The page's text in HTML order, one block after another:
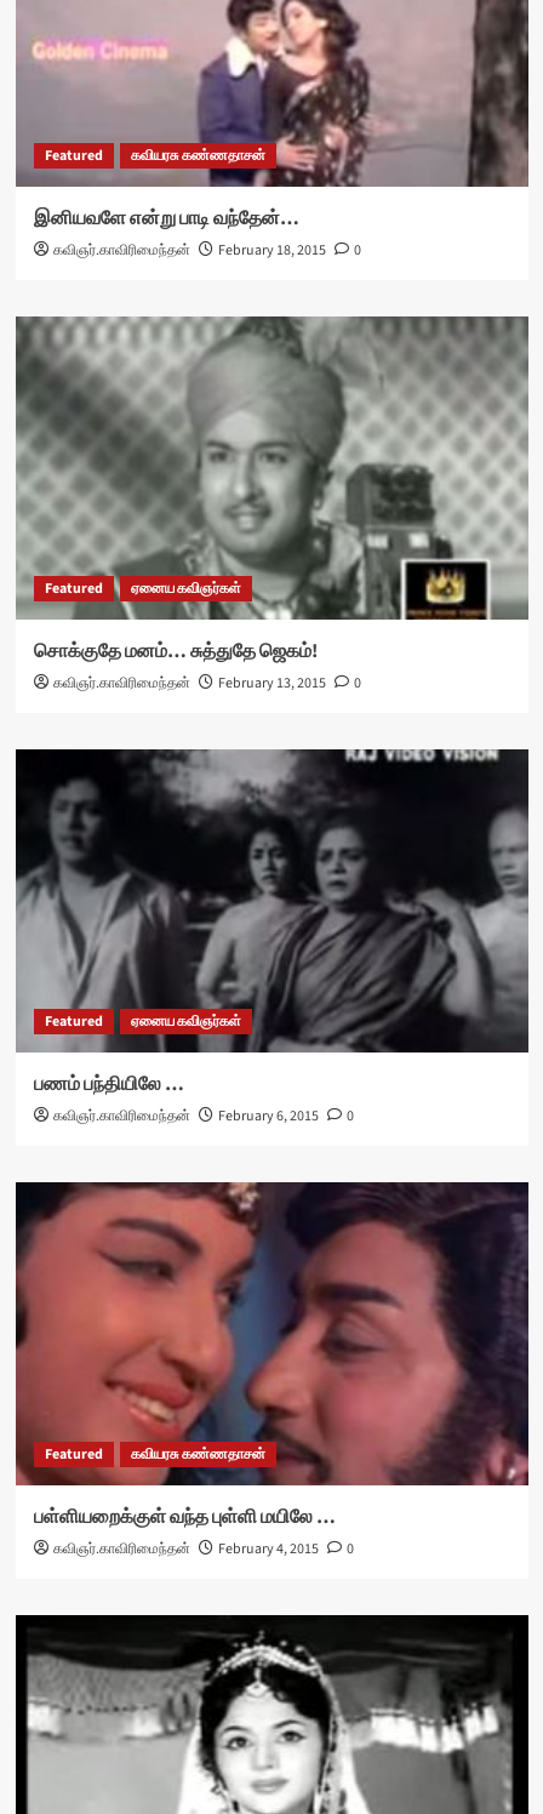
Featured கவியரசு கண்ணதாசன்
இனியவளே என்று பாடி வந்தேன்…
கவிஞர்.காவிரிமைந்தன் February 18, 2015 0
Featured ஏனைய கவிஞர்கள்
சொக்குதே மனம்… சுத்துதே ஜெகம்!
கவிஞர்.காவிரிமைந்தன் February 13, 2015 0
Featured ஏனைய கவிஞர்கள்
பணம் பந்தியிலே …
கவிஞர்.காவிரிமைந்தன் February 6, 2015 0
Featured கவியரசு கண்ணதாசன்
பள்ளியறைக்குள் வந்த புள்ளி மயிலே …
கவிஞர்.காவிரிமைந்தன் February 4, 2015 0